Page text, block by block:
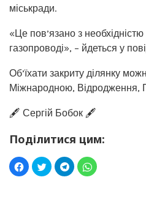
міськради.
«Це пов’язано з
газопроводі», – йдеться у
Об’їхати закриту ділянку
Міжнародною, Відродження,
🖋️ Сергій Бобок 🖋️
Поділитися цим: